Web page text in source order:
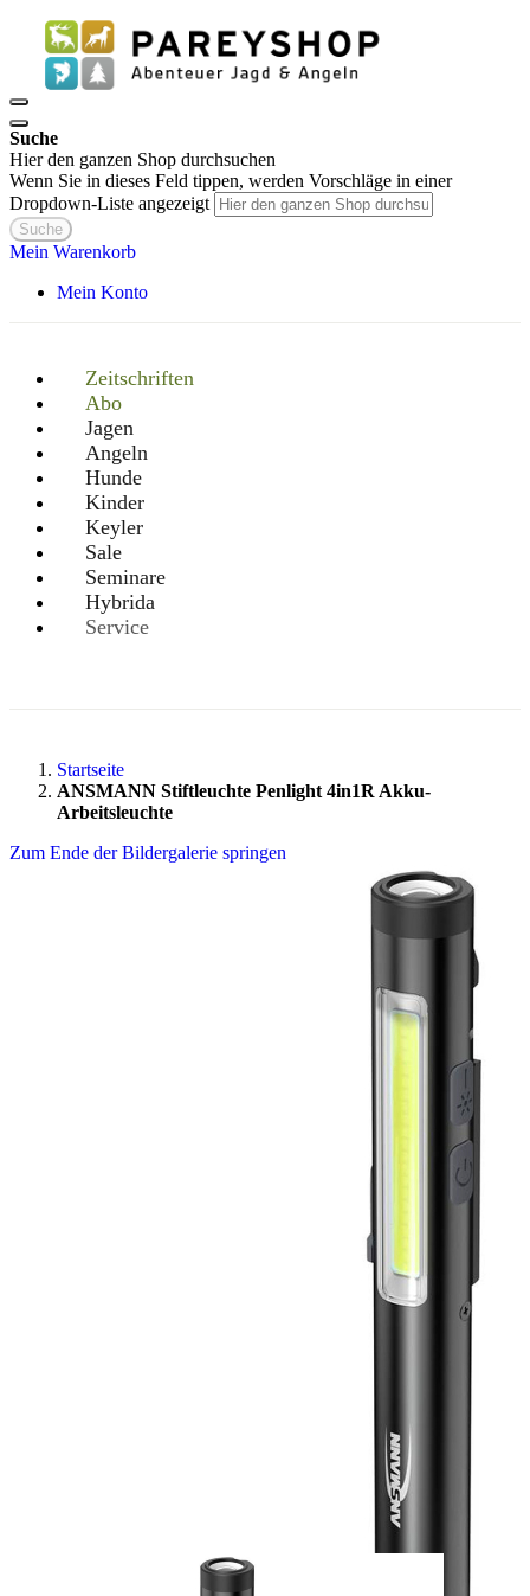
Suche
Hier den ganzen Shop durchsuchen
Wenn Sie in dieses Feld tippen, werden Vorschläge in einer
Dropdown-Liste angezeigt
Suche
Mein Warenkorb
Mein Konto
Zeitschriften
Abo
Jagen
Angeln
Hunde
Kinder
Keyler
Sale
Seminare
Hybrida
Service
Startseite
ANSMANN Stiftleuchte Penlight 4in1R Akku-
Arbeitsleuchte
Zum Ende der Bildergalerie springen
Zum Anfang der Bildergalerie springen